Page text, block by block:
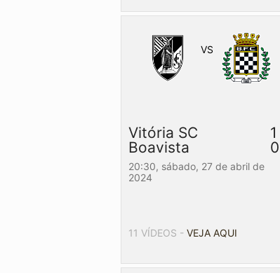
VS
Vitória SC
1
Boavista
0
20:30, sábado, 27 de abril de
2024
11 VÍDEOS - VEJA AQUI